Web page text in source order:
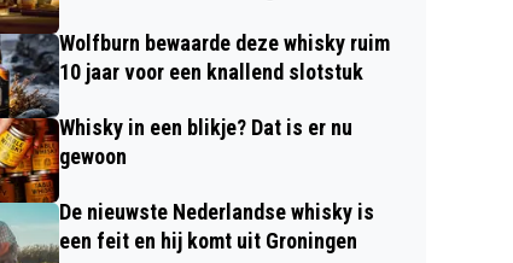
Wolfburn bewaarde deze whisky ruim
10 jaar voor een knallend slotstuk
Whisky in een blikje? Dat is er nu
gewoon
De nieuwste Nederlandse whisky is
een feit en hij komt uit Groningen